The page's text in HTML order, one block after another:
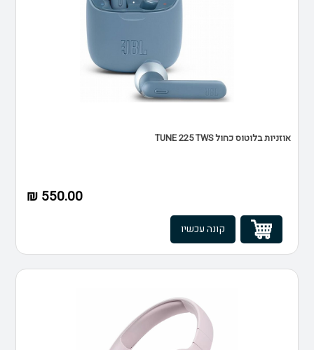
אוזניות בלוטוס כחול TUNE 225 TWS
550.00 ₪
קונה עכשיו